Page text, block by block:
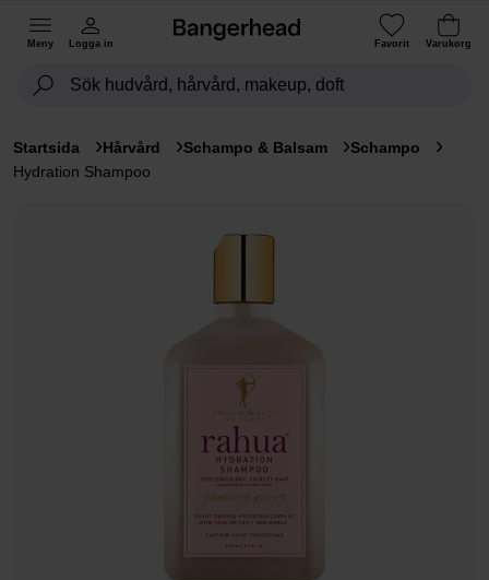
Meny Logga in Favorit Varukorg
Startsida Hårvård Schampo & Balsam
Schampo
Hydration Shampoo